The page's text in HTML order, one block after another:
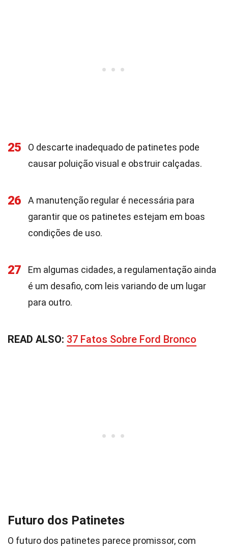
25
O descarte inadequado de patinetes pode
causar poluição visual e obstruir calçadas.
26
A manutenção regular é necessária para
garantir que os patinetes estejam em boas
condições de uso.
27
Em algumas cidades, a regulamentação ainda
é um desafio, com leis variando de um lugar
para outro.
READ ALSO: 37 Fatos Sobre Ford Bronco
Futuro dos Patinetes
O futuro dos patinetes parece promissor, com